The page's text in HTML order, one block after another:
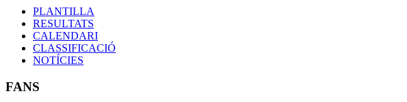
PLANTILLA
RESULTATS
CALENDARI
CLASSIFICACIÓ
NOTÍCIES
FANS